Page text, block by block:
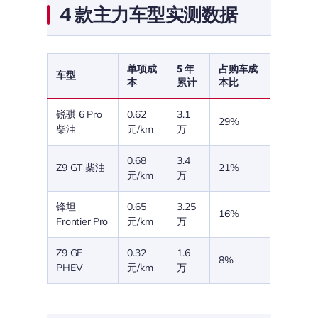
4 款主力车型实测数据
车型
单项成
本
5 年
累计
占购车成
本比
锐骐 6 Pro
柴油
0.62
元/km
3.1
万
29%
Z9 GT 柴油
0.68
元/km
3.4
万
21%
锋坦
Frontier Pro
0.65
元/km
3.25
万
16%
Z9 GE
PHEV
0.32
元/km
1.6
万
8%